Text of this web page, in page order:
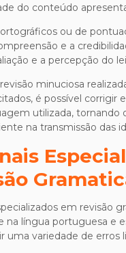
do conteúdo
ou de
e a
e a percepção do
minuciosa
é possível corrigir
utilizada, tornando
na transmissão das
em revisão
na língua portuguesa e
uma variedade de erros